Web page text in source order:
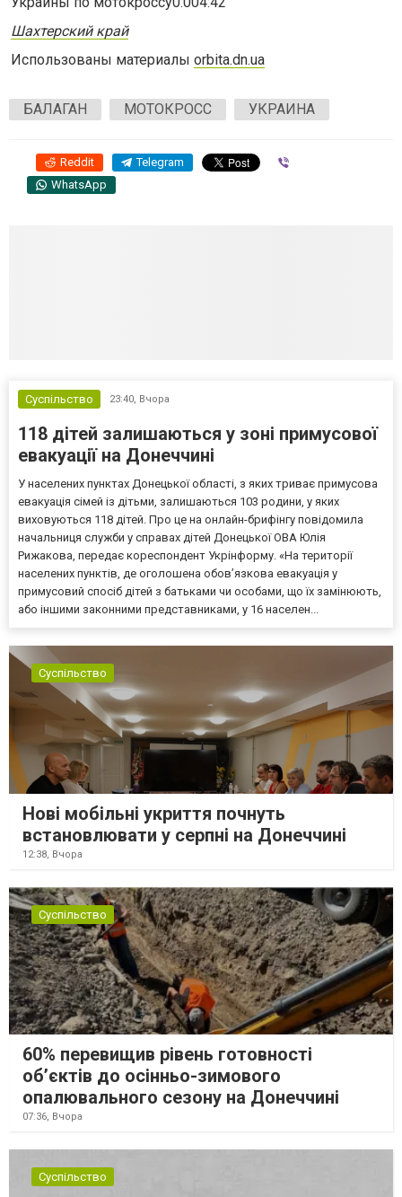
Шахтерский край
Использованы материалы orbita.dn.ua
БАЛАГАН МОТОКРОСС УКРАИНА
Reddit Telegram
WhatsApp
Суспільство 23:40, Вчора
118 дітей залишаються у зоні примусової
евакуації на Донеччині
У населених пунктах Донецької області, з яких триває примусова
евакуація сімей із дітьми, залишаються 103 родини, у яких
виховуються 118 дітей. Про це на онлайн-брифінгу повідомила
начальниця служби у справах дітей Донецької ОВА Юлія
Рижакова, передає кореспондент Укрінформу. «На території
населених пунктів, де оголошена обов’язкова евакуація у
примусовий спосіб дітей з батьками чи особами, що їх замінюють,
або іншими законними представниками, у 16 населен...
Суспільство
Нові мобільні укриття почнуть
встановлювати у серпні на Донеччині
12:38, Вчора
Суспільство
60% перевищив рівень готовності
об’єктів до осінньо-зимового
опалювального сезону на Донеччині
07:36, Вчора
Суспільство